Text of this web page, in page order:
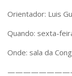
Orientador: Luis
Quando: sexta-
Onde: sala da